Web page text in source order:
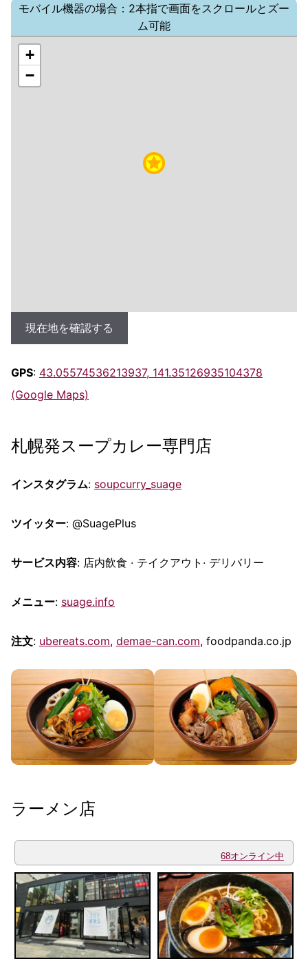
モバイル機器の場合：2本指で画面をスクロールとズー
ム可能
+
−
現在地を確認する
GPS: 43.05574536213937, 141.35126935104378
(Google Maps)
札幌発スープカレー専門店
インスタグラム: soupcurry_suage
ツイッター: @SuagePlus
サービス内容: 店内飲食 · テイクアウト· デリバリー
メニュー: suage.info
注文: ubereats.com, demae-can.com, foodpanda.co.jp
ラーメン店
68オンライン中